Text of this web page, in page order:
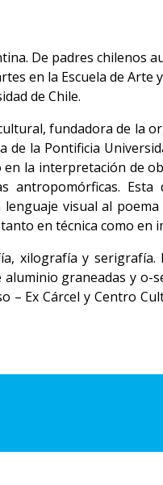
De padres chilenos
en la Escuela de
de Chile.
fundadora de la
la Pontificia
la interpretación de
antropomórficas.
visual al
en técnica como en
xilografía y
graneadas y o-
Ex Cárcel y Centro